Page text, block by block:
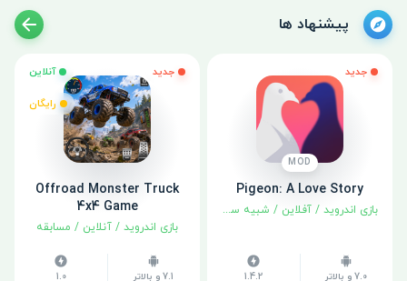
پیشنهاد ها
جدید
MOD
Pigeon: A Love Story
بازی اندروید / آفلاین / شبیه سازی
7.0 و بالاتر 1.4.2
جدید آنلاین
رایگان
Offroad Monster Truck
4x4 Game
بازی اندروید / آنلاین / مسابقه
7.1 و بالاتر 1.0